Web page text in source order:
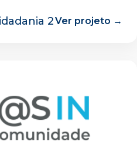
2Ver projeto →